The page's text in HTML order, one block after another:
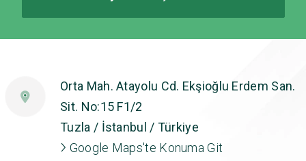
Orta Mah. Atayolu Cd. Ekşioğlu Erdem San.
Sit. No:15 F1/2
Tuzla / İstanbul / Türkiye
Google Maps'te Konuma Git